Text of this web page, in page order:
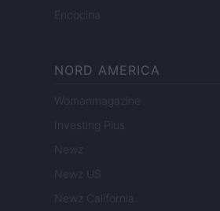
Encocina
NORD AMERICA
Womanmagazine
Investing Plus
Newz
Newz US
Newz California